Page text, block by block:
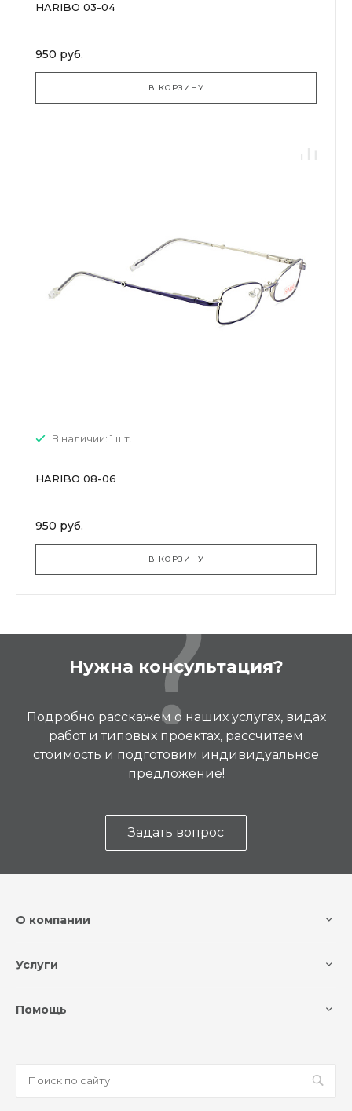
HARIBO 03-04
950 руб.
В КОРЗИНУ
В наличии: 1 шт.
HARIBO 08-06
950 руб.
В КОРЗИНУ
Нужна консультация?
Подробно расскажем о наших услугах, видах
работ и типовых проектах, рассчитаем
стоимость и подготовим индивидуальное
предложение!
Задать вопрос
О компании
Услуги
Помощь